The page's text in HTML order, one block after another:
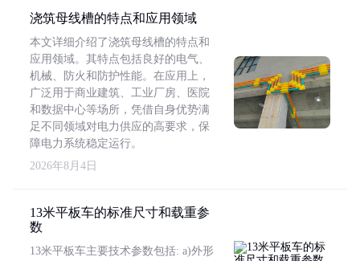
浇筑母线槽的特点和应用领域
本文详细介绍了浇筑母线槽的特点和
应用领域。其特点包括良好的电气、
机械、防火和防护性能。在应用上，
广泛用于商业建筑、工业厂房、医院
和数据中心等场所，凭借自身优势满
足不同领域对电力供应的高要求，保
障电力系统稳定运行。
2026年8月4日
13米平板车的标准尺寸和载重参
数
13米平板车主要技术参数包括: a)外形